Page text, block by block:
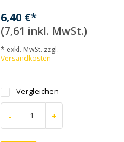
6,40 €*
(7,61 inkl. MwSt.)
* exkl. MwSt. zzgl.
Versandkosten
Vergleichen
- +